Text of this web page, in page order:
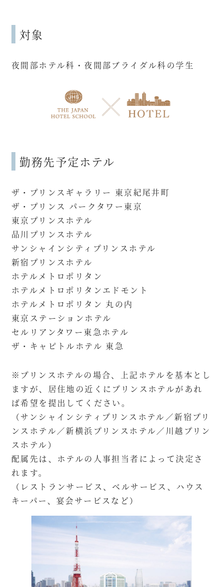
対象
夜間部ホテル科・夜間部ブライダル科の学生
勤務先予定ホテル
ザ・プリンスギャラリー 東京紀尾井町
ザ・プリンス パークタワー東京
東京プリンスホテル
品川プリンスホテル
サンシャインシティプリンスホテル
新宿プリンスホテル
ホテルメトロポリタン
ホテルメトロポリタンエドモント
ホテルメトロポリタン 丸の内
東京ステーションホテル
セルリアンタワー東急ホテル
ザ・キャピトルホテル 東急
※プリンスホテルの場合、上記ホテルを基本とし
ますが、居住地の近くにプリンスホテルがあれ
ば希望を提出してください。
（サンシャインシティプリンスホテル／新宿プリ
ンスホテル／新横浜プリンスホテル／川越プリン
スホテル）
配属先は、ホテルの人事担当者によって決定さ
れます。
（レストランサービス、ベルサービス、ハウス
キーパー、宴会サービスなど）